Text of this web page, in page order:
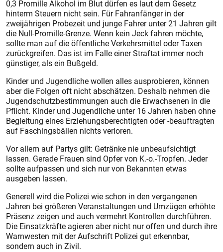
0,3 Promille Alkohol im Blut dürfen es laut dem Gesetz
hinterm Steuern nicht sein. Für Fahranfänger in der
zweijährigen Probezeit und junge Fahrer unter 21 Jahren gilt
die Null-Promille-Grenze. Wenn kein Jeck fahren möchte,
sollte man auf die öffentliche Verkehrsmittel oder Taxen
zurückgreifen. Das ist im Falle einer Straftat immer noch
günstiger, als ein Bußgeld.
Kinder und Jugendliche wollen alles ausprobieren, können
aber die Folgen oft nicht abschätzen. Deshalb nehmen die
Jugendschutzbestimmungen auch die Erwachsenen in die
Pflicht. Kinder und Jugendliche unter 16 Jahren haben ohne
Begleitung eines Erziehungsberechtigten oder -beauftragten
auf Faschingsbällen nichts verloren.
Vor allem auf Partys gilt: Getränke nie unbeaufsichtigt
lassen. Gerade Frauen sind Opfer von K.-o.-Tropfen. Jeder
sollte aufpassen und sich nur von Bekannten etwas
ausgeben lassen.
Generell wird die Polizei wie schon in den vergangenen
Jahren bei größeren Veranstaltungen und Umzügen erhöhte
Präsenz zeigen und auch vermehrt Kontrollen durchführen.
Die Einsatzkräfte agieren aber nicht nur offen und durch ihre
Warnwesten mit der Aufschrift Polizei gut erkennbar,
sondern auch in Zivil.